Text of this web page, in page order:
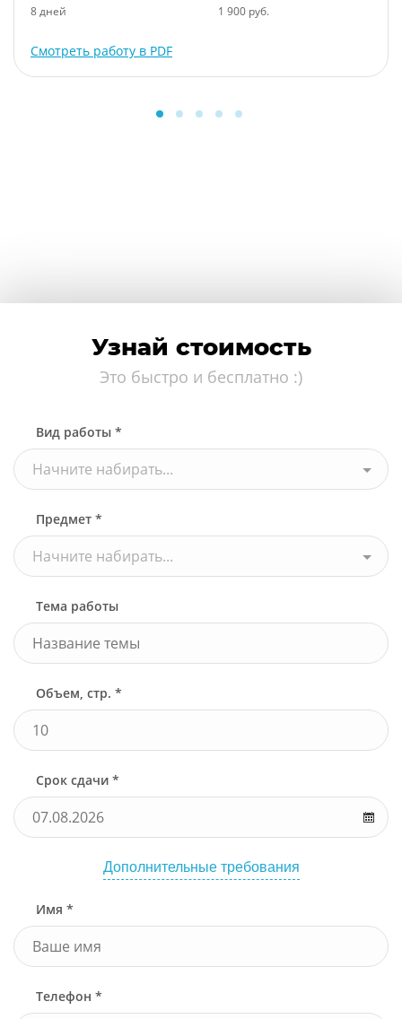
8 дней 1 900 руб.
Смотреть работу в PDF
Узнай стоимость
Это быстро и бесплатно :)
Вид работы *
Начните набирать...
Предмет *
Начните набирать...
Тема работы
Объем, стр. *
Срок сдачи *
Дополнительные требования
Имя *
Телефон *